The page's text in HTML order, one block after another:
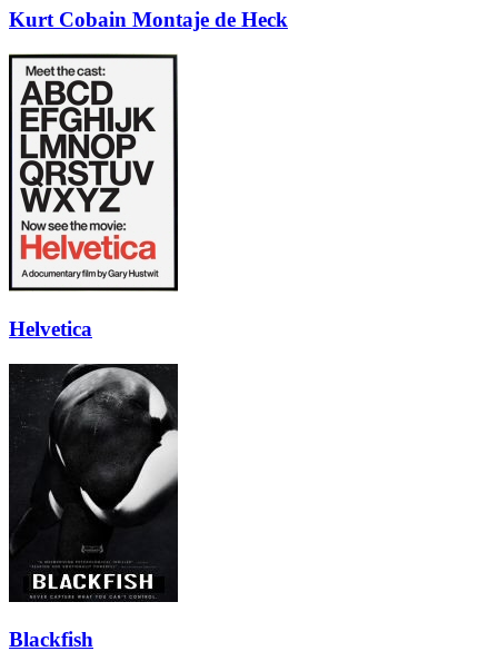
Kurt Cobain Montaje de Heck
Helvetica
Blackfish